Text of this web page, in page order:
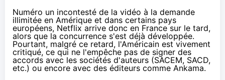
Numéro un incontesté de la vidéo à la demande
illimitée en Amérique et dans certains pays
européens, Netflixarrive donc en France sur le tard,
alors que la concurrence s'est déjà développée.
Pourtant, malgré ce retard, l'Américain est vivement
critiqué, ce qui ne l'empêche pas de signer des
accords avec les sociétés d'auteurs (SACEM, SACD,
etc.) ou encore avec des éditeurs comme Ankama.